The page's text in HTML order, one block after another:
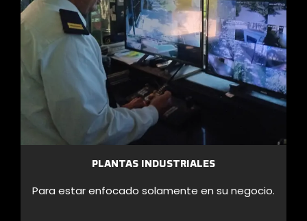
PLANTAS INDUSTRIALES
Para estar enfocado solamente en su negocio.